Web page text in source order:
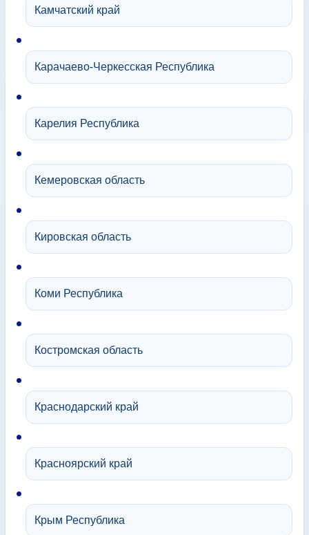
Камчатский край
Карачаево-Черкесская Республика
Карелия Республика
Кемеровская область
Кировская область
Коми Республика
Костромская область
Краснодарский край
Красноярский край
Крым Республика